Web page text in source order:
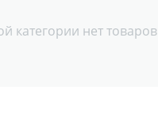
категории нет товаров